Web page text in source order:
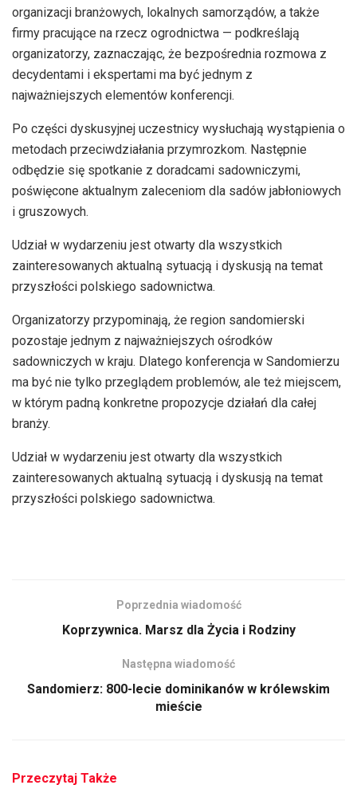
organizacji branżowych, lokalnych samorządów, a także
firmy pracujące na rzecz ogrodnictwa — podkreślają
organizatorzy, zaznaczając, że bezpośrednia rozmowa z
decydentami i ekspertami ma być jednym z
najważniejszych elementów konferencji.
Po części dyskusyjnej uczestnicy wysłuchają wystąpienia o
metodach przeciwdziałania przymrozkom. Następnie
odbędzie się spotkanie z doradcami sadowniczymi,
poświęcone aktualnym zaleceniom dla sadów jabłoniowych
i gruszowych.
Udział w wydarzeniu jest otwarty dla wszystkich
zainteresowanych aktualną sytuacją i dyskusją na temat
przyszłości polskiego sadownictwa.
Organizatorzy przypominają, że region sandomierski
pozostaje jednym z najważniejszych ośrodków
sadowniczych w kraju. Dlatego konferencja w Sandomierzu
ma być nie tylko przeglądem problemów, ale też miejscem,
w którym padną konkretne propozycje działań dla całej
branży.
Udział w wydarzeniu jest otwarty dla wszystkich
zainteresowanych aktualną sytuacją i dyskusją na temat
przyszłości polskiego sadownictwa.
Poprzednia wiadomość
Koprzywnica. Marsz dla Życia i Rodziny
Następna wiadomość
Sandomierz: 800-lecie dominikanów w królewskim
mieście
Przeczytaj Także